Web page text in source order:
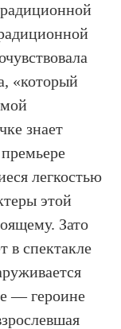
«который
знает
легкостью
этой
Зато
в спектакле
— героине